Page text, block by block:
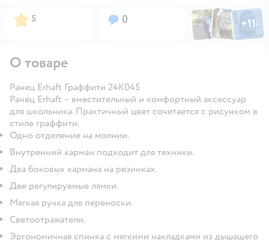
Рейтинг:
5 Вопросов:
0 ФотоФотоФото
+11
Открыть
О товаре
Ранец Erhaft Граффити 24K045
Ранец Erhaft – вместительный и комфортный аксессуар
для школьника. Практичный цвет сочетается с рисунком в
стиле граффити.
Одно отделение на молнии.
Внутренний карман подходит для техники.
Два боковых кармана на резинках.
Две регулируемые лямки.
Мягкая ручка для переноски.
Светоотражатели.
Эргономичная спинка с мягкими накладками из дышащего